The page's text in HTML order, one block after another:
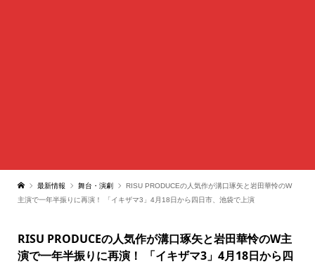
最新情報 舞台・演劇
RISU PRODUCEの人気作が溝口琢矢と岩田華怜のW
主演で一年半振りに再演！ 「イキザマ3」4月18日から四日市、池袋で上演
RISU PRODUCEの人気作が溝口琢矢と岩田華怜のW主
演で一年半振りに再演！ 「イキザマ3」4月18日から四